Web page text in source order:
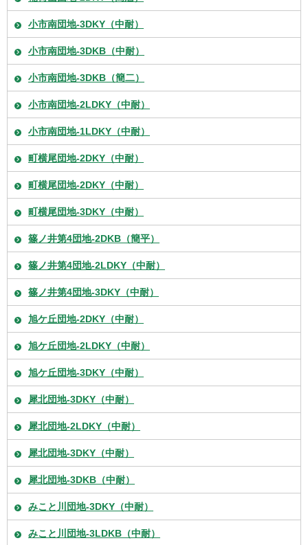
小市南団地-3DKY（中耐）
小市南団地-3DKB（中耐）
小市南団地-3DKB（簡二）
小市南団地-2LDKY（中耐）
小市南団地-1LDKY（中耐）
町横尾団地-2DKY（中耐）
町横尾団地-2DKY（中耐）
町横尾団地-3DKY（中耐）
篠ノ井第4団地-2DKB（簡平）
篠ノ井第4団地-2LDKY（中耐）
篠ノ井第4団地-3DKY（中耐）
旭ケ丘団地-2DKY（中耐）
旭ケ丘団地-2LDKY（中耐）
旭ケ丘団地-3DKY（中耐）
犀北団地-3DKY（中耐）
犀北団地-2LDKY（中耐）
犀北団地-3DKY（中耐）
犀北団地-3DKB（中耐）
みこと川団地-3DKY（中耐）
みこと川団地-3LDKB（中耐）